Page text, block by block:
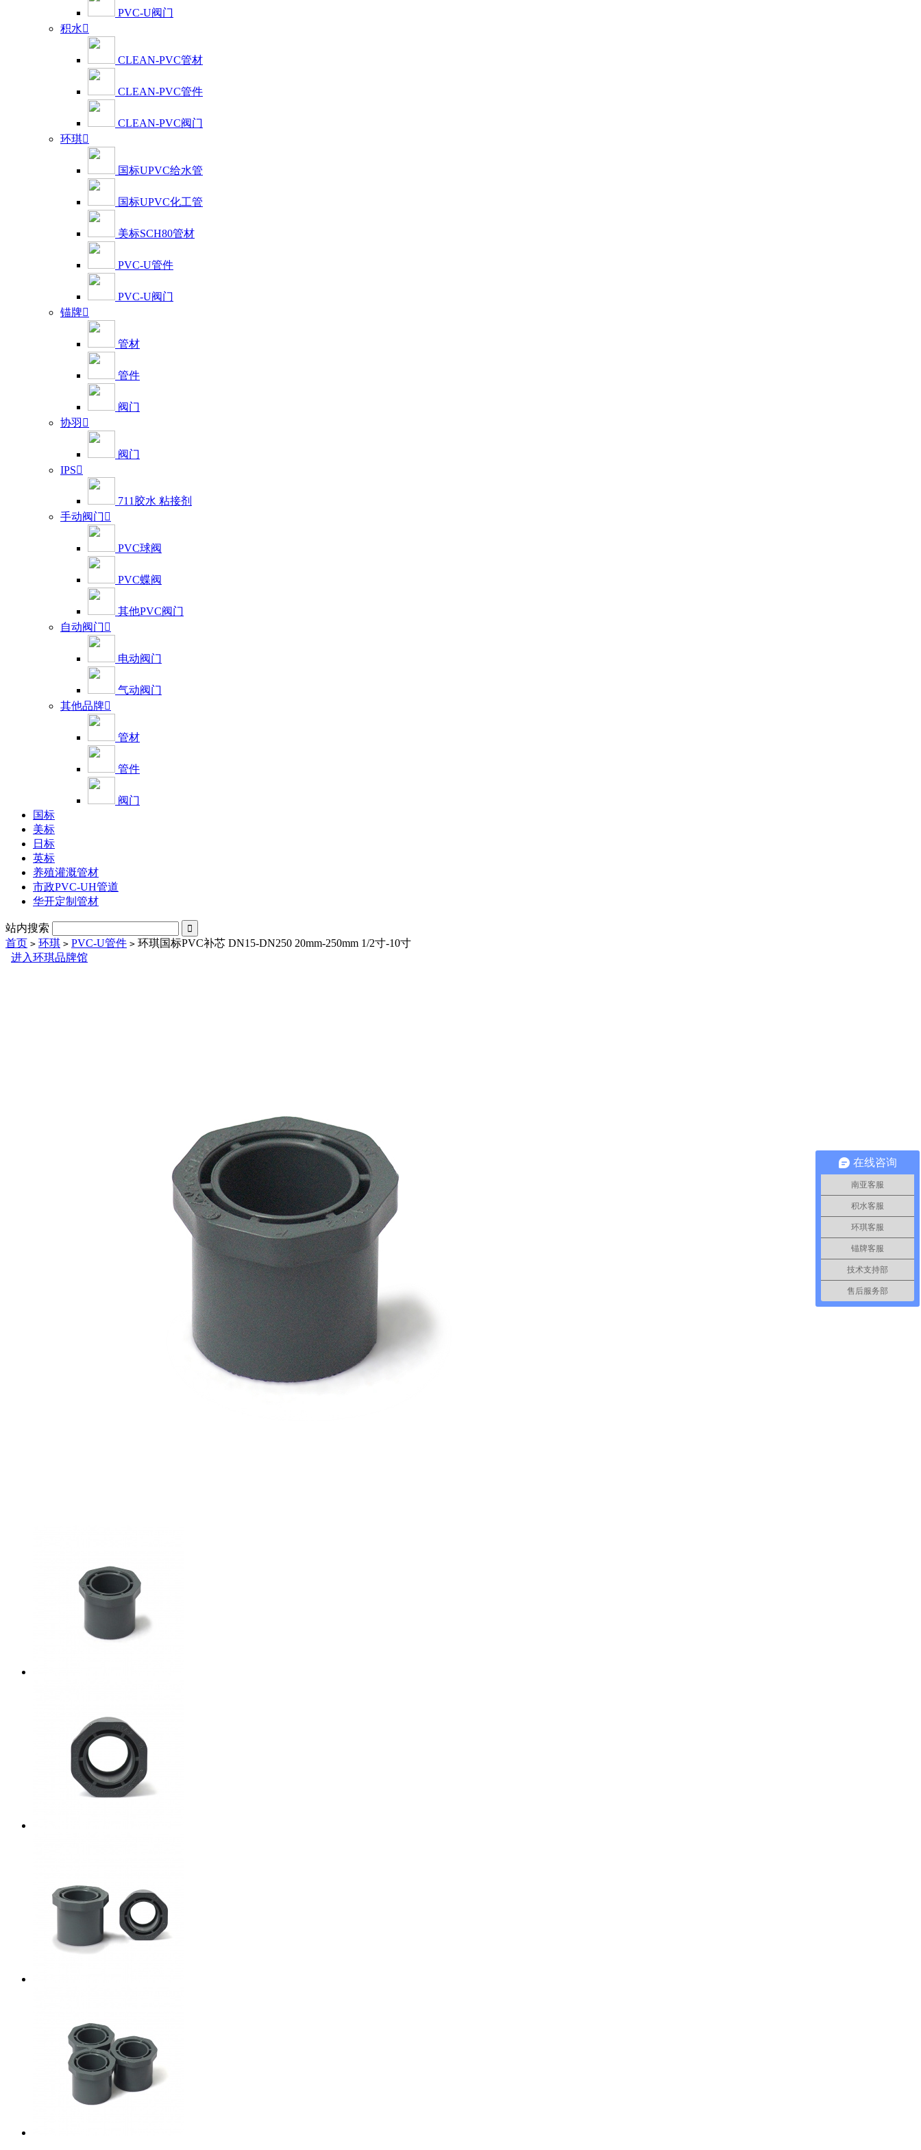
PVC-U阀门
积水
CLEAN-PVC管材
CLEAN-PVC管件
CLEAN-PVC阀门
环琪
国标UPVC给水管
国标UPVC化工管
美标SCH80管材
PVC-U管件
PVC-U阀门
锚牌
管材
管件
阀门
协羽 
阀门
IPS
711胶水 粘接剂
手动阀门 
PVC球阀
PVC蝶阀
其他PVC阀门
自动阀门 
电动阀门
气动阀门
其他品牌
管材
管件
阀门
国标
美标
日标
英标
养殖灌溉管材
市政PVC-UH管道
华开定制管材
站内搜索 
首页 > 环琪 > PVC-U管件 > 环琪国标PVC补芯 DN15-DN250 20mm-250mm 1/2寸-10寸
进入环琪品牌馆
在线咨询
南亚客服
积水客服
环琪客服
锚牌客服
技术支持部
售后服务部